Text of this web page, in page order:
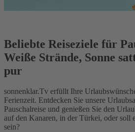
Beliebte Reiseziele für
Weiße Strände, Sonne
pur
sonnenklar.Tv erfüllt Ihre
Ferienzeit. Entdecken Sie unsere
Pauschalreise und genießen Sie den
auf den Kanaren, in der Türkei, oder soll
sein?